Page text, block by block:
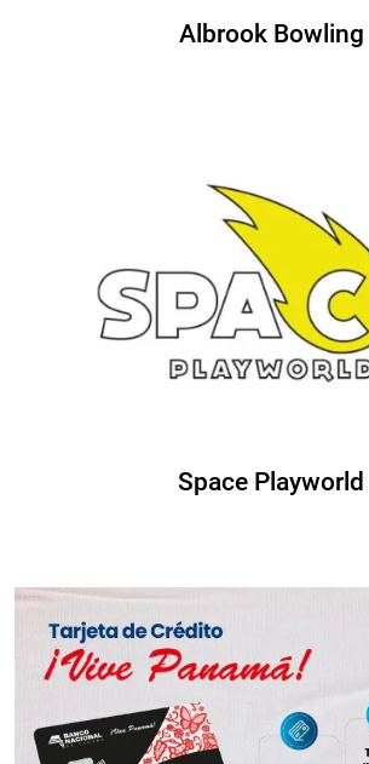
Albrook Bowling
Space Playworld